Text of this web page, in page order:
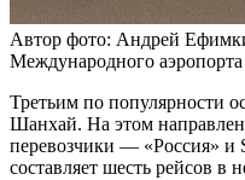
Автор фото: Андрей
Международного
Третьим по популярности
Шанхай. На этом
перевозчики — «Россия» и
составляет шесть рейсов в